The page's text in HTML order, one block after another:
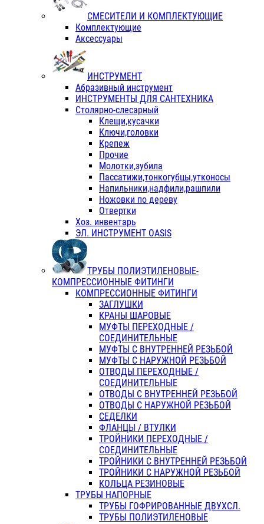
СМЕСИТЕЛИ И КОМПЛЕКТУЮЩИЕ
Комплектующие
Аксессуары
ИНСТРУМЕНТ
Абразивный инструмент
ИНСТРУМЕНТЫ ДЛЯ САНТЕХНИКА
Столярно-слесарный
Клещи,кусачки
Ключи,головки
Крепеж
Прочие
Молотки,зубила
Пассатижи,тонкогубцы,утконосы
Напильники,надфили,рашпили
Ножовки по дереву
Отвертки
Хоз. инвентарь
ЭЛ. ИНСТРУМЕНТ OASIS
ТРУБЫ ПОЛИЭТИЛЕНОВЫЕ-
КОМПРЕССИОННЫЕ ФИТИНГИ
КОМПРЕССИОННЫЕ ФИТИНГИ
ЗАГЛУШКИ
КРАНЫ ШАРОВЫЕ
МУФТЫ ПЕРЕХОДНЫЕ /
СОЕДИНИТЕЛЬНЫЕ
МУФТЫ С ВНУТРЕННЕЙ РЕЗЬБОЙ
МУФТЫ С НАРУЖНОЙ РЕЗЬБОЙ
ОТВОДЫ ПЕРЕХОДНЫЕ /
СОЕДИНИТЕЛЬНЫЕ
ОТВОДЫ С ВНУТРЕННЕЙ РЕЗЬБОЙ
ОТВОДЫ С НАРУЖНОЙ РЕЗЬБОЙ
СЕДЕЛКИ
ФЛАНЦЫ / ВТУЛКИ
ТРОЙНИКИ ПЕРЕХОДНЫЕ /
СОЕДИНИТЕЛЬНЫЕ
ТРОЙНИКИ С ВНУТРЕННЕЙ РЕЗЬБОЙ
ТРОЙНИКИ С НАРУЖНОЙ РЕЗЬБОЙ
КОЛЬЦА РЕЗИНОВЫЕ
ТРУБЫ НАПОРНЫЕ
ТРУБЫ ГОФРИРОВАННЫЕ ДВУХСЛ.
ТРУБЫ ПОЛИЭТИЛЕНОВЫЕ